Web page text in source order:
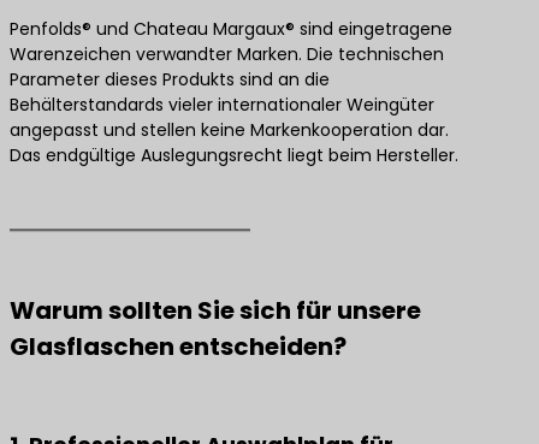
Penfolds® und Chateau Margaux® sind eingetragene
Warenzeichen verwandter Marken. Die technischen
Parameter dieses Produkts sind an die
Behälterstandards vieler internationaler Weingüter
angepasst und stellen keine Markenkooperation dar.
Das endgültige Auslegungsrecht liegt beim Hersteller.
Warum sollten Sie sich für unsere
Glasflaschen entscheiden?